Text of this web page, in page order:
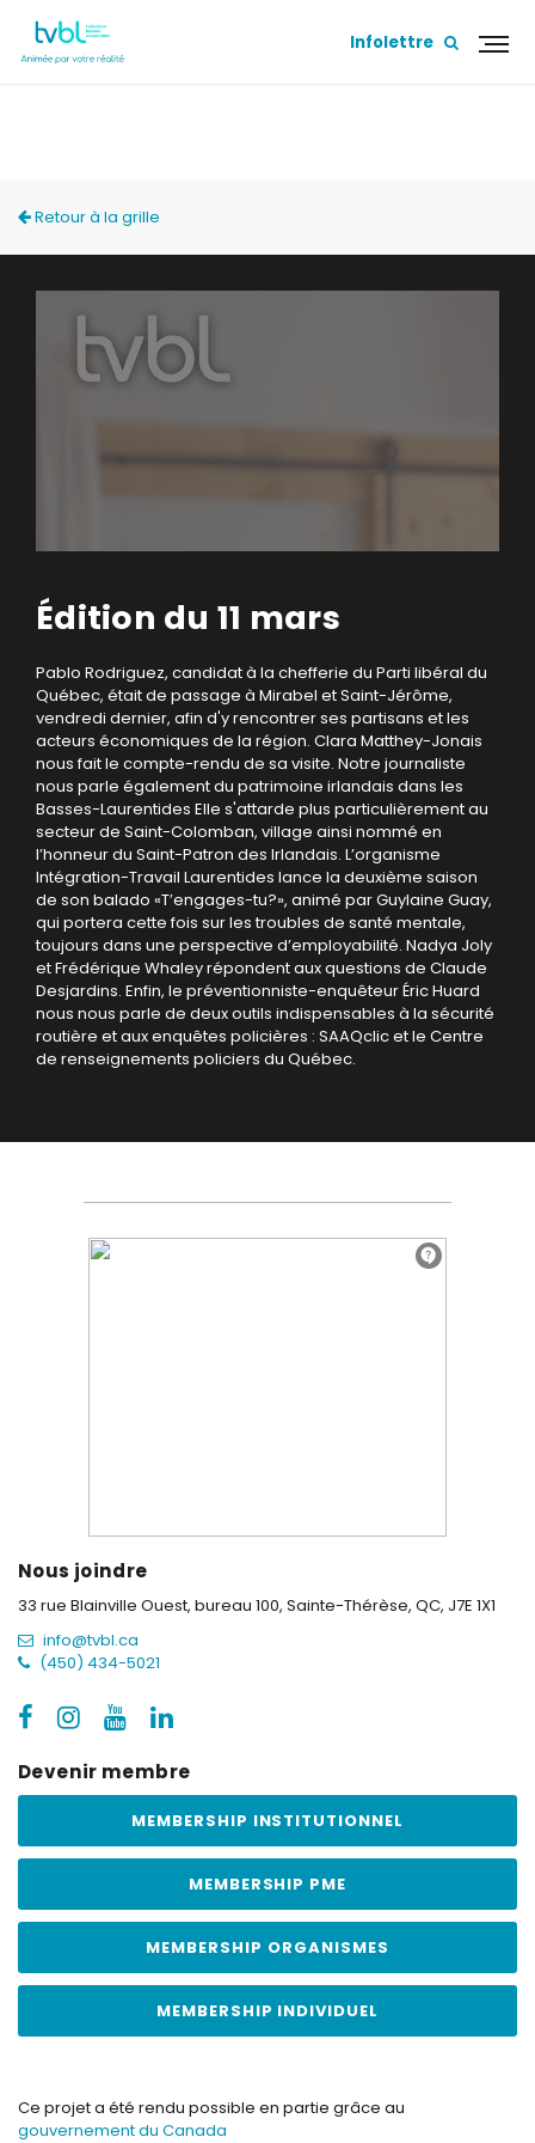
Infolettre
Retour à la grille
Édition du 11 mars
Pablo Rodriguez, candidat à la chefferie du Parti libéral du
Québec, était de passage à Mirabel et Saint-Jérôme,
vendredi dernier, afin d'y rencontrer ses partisans et les
acteurs économiques de la région. Clara Matthey-Jonais
nous fait le compte-rendu de sa visite. Notre journaliste
nous parle également du patrimoine irlandais dans les
Basses-Laurentides Elle s'attarde plus particulièrement au
secteur de Saint-Colomban, village ainsi nommé en
l’honneur du Saint-Patron des Irlandais. L’organisme
Intégration-Travail Laurentides lance la deuxième saison
de son balado «T’engages-tu?», animé par Guylaine Guay,
qui portera cette fois sur les troubles de santé mentale,
toujours dans une perspective d’employabilité. Nadya Joly
et Frédérique Whaley répondent aux questions de Claude
Desjardins. Enfin, le préventionniste-enquêteur Éric Huard
nous nous parle de deux outils indispensables à la sécurité
routière et aux enquêtes policières : SAAQclic et le Centre
de renseignements policiers du Québec.
Nous joindre
33 rue Blainville Ouest, bureau 100, Sainte-Thérèse, QC, J7E 1X1
info@tvbl.ca
(450) 434-5021
Devenir membre
MEMBERSHIP INSTITUTIONNEL
MEMBERSHIP PME
MEMBERSHIP ORGANISMES
MEMBERSHIP INDIVIDUEL
Ce projet a été rendu possible en partie grâce au
gouvernement du Canada